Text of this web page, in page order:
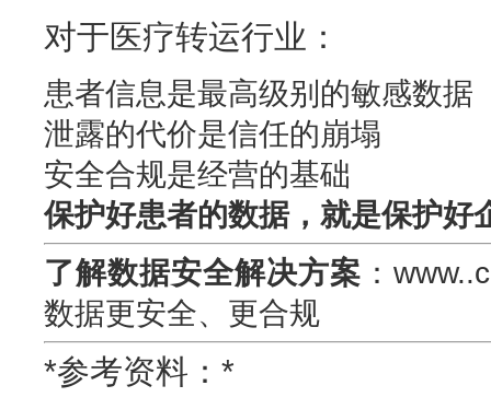
对于医疗转运行业：
患者信息是最高级别的敏感数据
泄露的代价是信任的崩塌
安全合规是经营的基础
保护好患者的数据，就是保护好
了解数据安全解决方案 ：
数据更安全、更合规
*参考资料：*